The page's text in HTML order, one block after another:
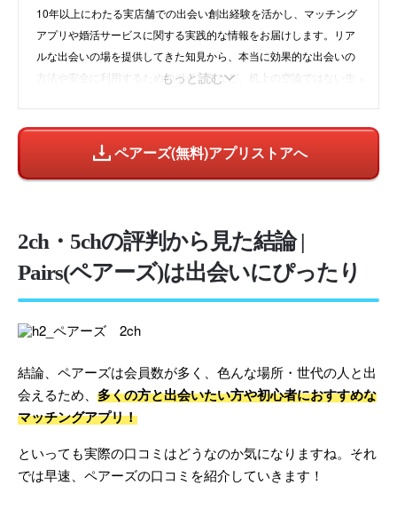
10年以上にわたる実店舗での出会い創出経験を活かし、マッチング
アプリや婚活サービスに関する実践的な情報をお届けします。リア
ルな出会いの場を提供してきた知見から、本当に効果的な出会いの
方法や安全に利用するためのポイントなど、机上の空論ではない生
ツ制作に取り組んでいます。
もっと読む
ペアーズ(無料)アプリストアへ
2ch・5chの評判から見た結論 |
Pairs(ペアーズ)は出会いにぴったり
結論、ペアーズは会員数が多く、色んな場所・世代の人と出
会えるため、 多くの方と出会いたい方や初心者におすすめな
マッチングアプリ！
といっても実際の口コミはどうなのか気になりますね。それ
では早速、ペアーズの口コミを紹介していきます！